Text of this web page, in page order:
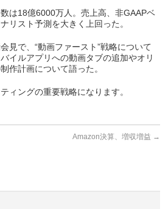
は18億6000万人。売上高、非GAAPベ
リスト予測を大きく上回った。
見で、“動画ファースト”戦略について
イルアプリへの動画タブの追加やオリ
作計画について語った。
ィングの重要戦略になります。
Amazon決算、増収増益 →